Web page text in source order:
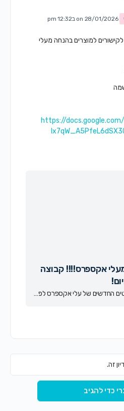
on 28/01/2026 ב12:32 pm
למוצרים בהנחה מעלי
https://
אקספרס!!!! קבוצה
רוצה להיות מעודכנת בפרטים החדשים של עלי אקספרס לפי כולםם? לקבל הנחות ומבצעים? השאירי פרטים והצטרפי כבר עכשיו לקבוצה שמוצאת את הדילים לפני כולם!
זה.
כדי להגיב